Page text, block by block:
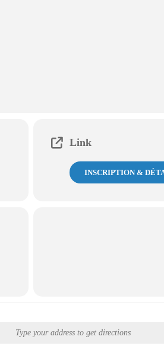
Link
INSCRIPTION &